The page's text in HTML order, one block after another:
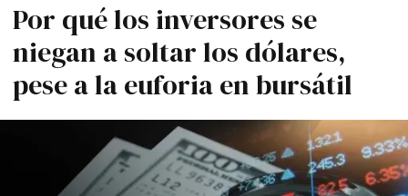
Por qué los inversores se
niegan a soltar los dólares,
pese a la euforia en bursátil